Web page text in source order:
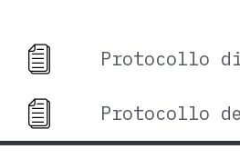
Protocollo
Protocollo